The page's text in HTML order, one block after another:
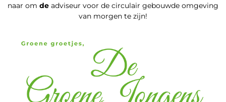
naar om de adviseur voor de circulair gebouwde omgeving
van morgen te zijn!